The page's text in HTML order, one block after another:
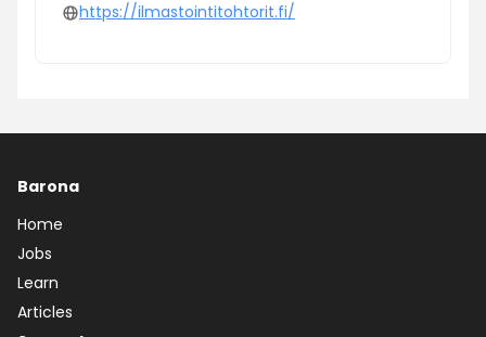
https://ilmastointitohtorit.fi/
Barona
Home
Jobs
Learn
Articles